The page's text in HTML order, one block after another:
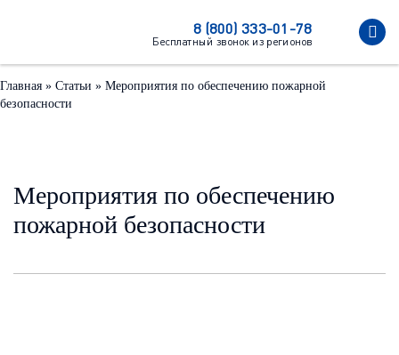
8 (800) 333-01-78
Бесплатный звонок из регионов
Главная » Статьи » Мероприятия по обеспечению пожарной
безопасности
Мероприятия по обеспечению
пожарной безопасности